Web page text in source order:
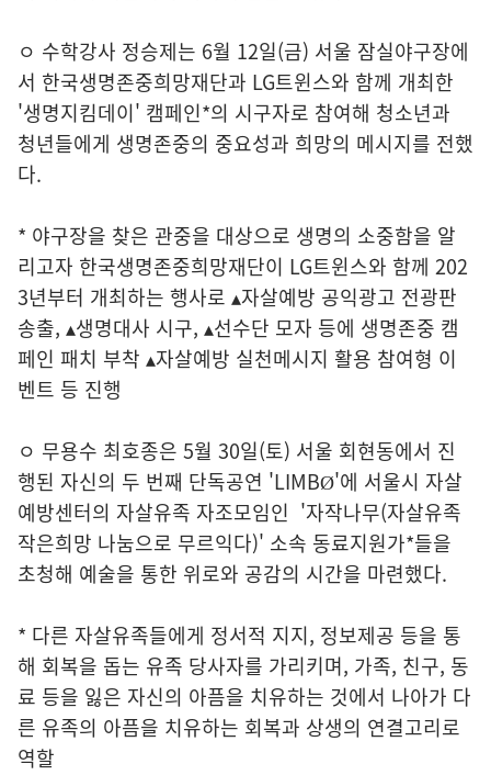
ㅇ 수학강사 정승제는 6월 12일(금) 서울 잠실야구장에
서 한국생명존중희망재단과 LG트윈스와 함께 개최한
'생명지킴데이' 캠페인*의 시구자로 참여해 청소년과
청년들에게 생명존중의 중요성과 희망의 메시지를 전했
다.
* 야구장을 찾은 관중을 대상으로 생명의 소중함을 알
리고자 한국생명존중희망재단이 LG트윈스와 함께 202
3년부터 개최하는 행사로 ▴자살예방 공익광고 전광판
송출, ▴생명대사 시구, ▴선수단 모자 등에 생명존중 캠
페인 패치 부착 ▴자살예방 실천메시지 활용 참여형 이
벤트 등 진행
ㅇ 무용수 최호종은 5월 30일(토) 서울 회현동에서 진
행된 자신의 두 번째 단독공연 'LIMBØ'에 서울시 자살
예방센터의 자살유족 자조모임인 '자작나무(자살유족
작은희망 나눔으로 무르익다)' 소속 동료지원가*들을
초청해 예술을 통한 위로와 공감의 시간을 마련했다.
* 다른 자살유족들에게 정서적 지지, 정보제공 등을 통
해 회복을 돕는 유족 당사자를 가리키며, 가족, 친구, 동
료 등을 잃은 자신의 아픔을 치유하는 것에서 나아가 다
른 유족의 아픔을 치유하는 회복과 상생의 연결고리로
역할